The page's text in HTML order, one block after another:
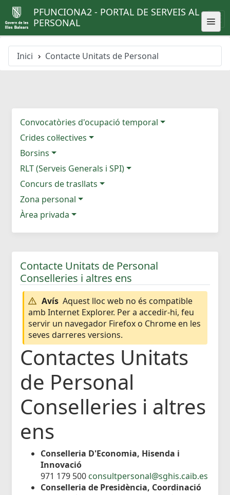
PFUNCIONA2 - PORTAL DE SERVEIS AL
PERSONAL
Inici Contacte Unitats de Personal
Convocatòries d'ocupació temporal
Crides col·lectives
Borsins
RLT (Serveis Generals i SPI)
Concurs de trasllats
Zona personal
Àrea privada
Contacte Unitats de Personal
Conselleries i altres ens
Avís Aquest lloc web no és compatible
amb Internet Explorer. Per a accedir-hi, feu
servir un navegador Firefox o Chrome en les
seves darreres versions.
Contactes Unitats
de Personal
Conselleries i altres
ens
Conselleria D'Economia, Hisenda i
Innovació
971 179 500 consultpersonal@sghis.caib.es
Conselleria de Presidència, Coordinació